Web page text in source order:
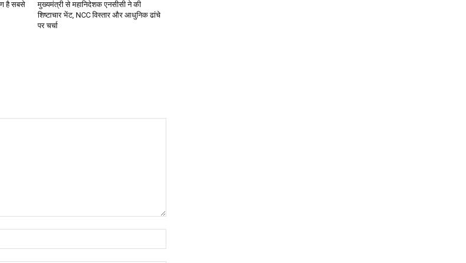
है सबसे
मुख्यमंत्री से महानिदेशक एनसीसी ने की
शिष्टाचार भेंट, NCC विस्तार और आधुनिक ढांचे
पर चर्चा